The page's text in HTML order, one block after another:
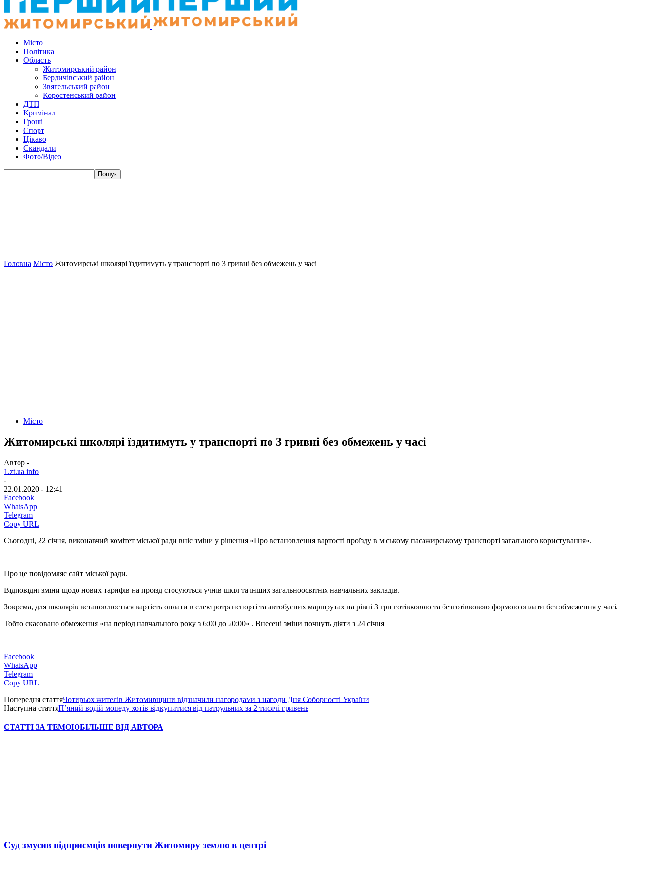
Місто
Політика
Область
Житомирський район
Бердичівський район
Звягельський район
Коростенський район
ДТП
Кримінал
Гроші
Спорт
Цікаво
Скандали
Фото/Відео
Головна Місто Житомирські школярі їздитимуть у транспорті по 3 гривні без обмежень у часі
Місто
Житомирські школярі їздитимуть у транспорті по 3 гривні без обмежень у часі
Автор -
1.zt.ua info
-
22.01.2020 - 12:41
Facebook
WhatsApp
Telegram
Copy URL
Сьогодні, 22 січня, виконавчий комітет міської ради вніс зміни у рішення «Про встановлення вартості проїзду в міському пасажирському транспорті загального користування».
Про це повідомляє сайт міської ради.
Відповідні зміни щодо нових тарифів на проїзд стосуються учнів шкіл та інших загальноосвітніх навчальних закладів.
Зокрема, для школярів встановлюється вартість оплати в електротранспорті та автобусних маршрутах на рівні 3 грн готівковою та безготівковою формою оплати без обмеження у часі.
Тобто скасовано обмеження «на період навчального року з 6:00 до 20:00» . Внесені зміни почнуть діяти з 24 січня.
Facebook
WhatsApp
Telegram
Copy URL
Попередня статтяЧотирьох жителів Житомирщини відзначили нагородами з нагоди Дня Соборності України
Наступна статтяП’яний водій мопеду хотів відкупитися від патрульних за 2 тисячі гривень
СТАТТІ ЗА ТЕМОЮБІЛЬШЕ ВІД АВТОРА
Суд змусив підприємців повернути Житомиру землю в центрі